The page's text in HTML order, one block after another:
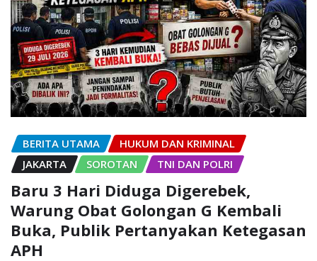
BERITA UTAMA
HUKUM DAN KRIMINAL
JAKARTA
SOROTAN TNI DAN POLRI
Baru 3 Hari Diduga Digerebek,
Warung Obat Golongan G Kembali
Buka, Publik Pertanyakan Ketegasan
APH